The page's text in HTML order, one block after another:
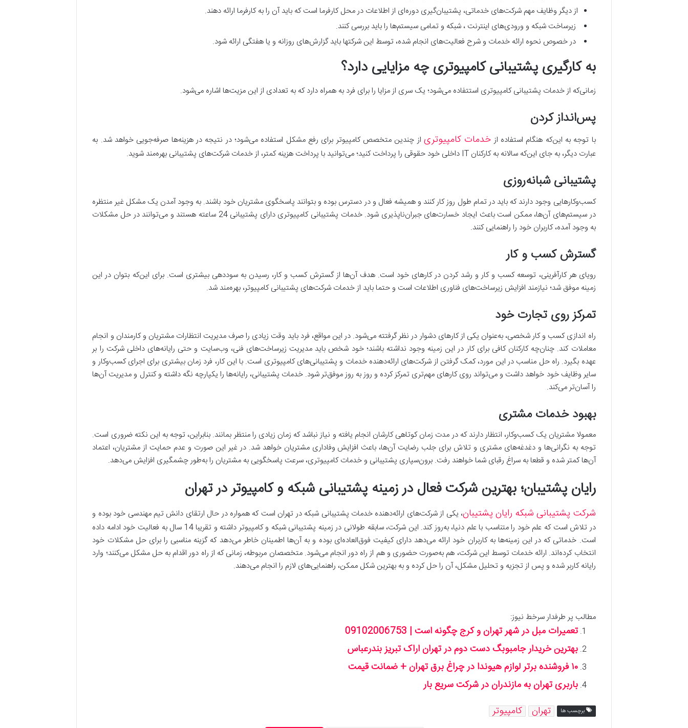
از دیگر وظایف مهم شرکت‌های خدماتی، پشتیبان‌گیری دوره‌ای از اطلاعات در محل کارفرما است که باید آن را به کارفرما ارائه دهند.
زیرساخت شبکه و ورودی‌های اینترنت ، شبکه و تمامی سیستم‌ها را باید بررسی کنند.
در خصوص نحوه ارائه خدمات و شرح فعالیت‌های انجام شده، توسط این شرکتها باید گزارش‌های روزانه و یا هفتگی ارائه شود.
به کارگیری پشتیبانی کامپیوتری چه مزایایی دارد؟
زمانی‌که از خدمات پشتیبانی کامپیوتری استتفاده می‌شود؛ یک سری از مزایا را برای فرد به همراه دارد که به تعدادی از این مزیت‌ها اشاره می‌شود.
پس‌انداز کردن
با توجه به این‌که هنگام استفاده از خدمات کامپیوتری از چندین متخصص کامپیوتر برای رفع مشکل استفاده می‌شود؛ در نتیجه در هزینه‌ها صرفه‌جویی خواهد شد. به
عبارت دیگر، به جای این‌که سالانه به کارکنان IT داخلی خود حقوقی را پرداخت کنید؛ می‌توانید با پرداخت هزینه کمتر، از خدمات شرکت‌های پشتیبانی بهره‌مند شوید.
پشتیبانی شبانه‌روزی
کسب‌وکارهایی وجود دارند که باید در تمام طول روز کار کنند و همیشه فعال و در دسترس بوده و بتوانند پاسخگوی مشتریان خود باشند. به وجود آمدن یک مشکل غیر منتظره
در سیستم‌های آن‌ها، ممکن است باعث ایجاد خسارت‌های جبران‌ناپذیری شود. خدمات پشتیبانی کامپیوتری دارای پشتیبانی 24 ساعته هستند و می‌توانند در حل مشکلات
به وجود آمده، کاربران خود را راهنمایی کنند.
گسترش کسب و کار
رویای هر کارآفرینی، توسعه کسب و کار و رشد کردن در کارهای خود است. هدف آن‌ها از گسترش کسب و کار، رسیدن به سوددهی بیشتری است. برای این‌که بتوان در این
زمینه موفق شد؛ نیازمند افزایش زیرساخت‌های فناوری اطلاعات است و حتما باید از خدمات شرکت‌های پشتیبانی کامپیوتر، بهره‌مند شد.
تمرکز روی تجارت خود
راه اندازی کسب و کار شخصی، به‌عنوان یکی از کارهای دشوار در نظر گرفتته می‌شود. در این مواقع، فرد باید وقت زیادی را صرف مدیریت انتظارات مشتریان و کارمندان و انجام
معاملات کند. چنان‌چه کارکنان کافی برای کار در این زمینه وجود نداشته باشند؛ خود شخص باید مدیریت زیرساخت‌های فنی، وب‌سایت و حتی رایانه‌های داخلی شرکت را بر
عهده بگیرد. راه حل مناسب در این مورد، کمک گرفتن از شرکت‌های ارائه‌دهنده خدمات و پشتیبانی‌های کامپیوتری است. با این کار، فرد زمان بیشتری برای اجرای کسب‌وکار و
سایر وظایف خود خواهد داشت و می‌تواند روی کارهای مهم‌تری تمرکز کرده و روز به روز موفق‌تر شود. خدمات پشتیبانی، رایانه‌ها را یکپارچه نگه داشته و کنترل و مدیریت آن‌ها
را آسان‌تر می‌کند.
بهبود خدمات مشتری
معمولا مشتریان یک کسب‌وکار، انتظار دارند که در مدت زمان کوتاهی کارشان انجام یافته و نیاز نباشد که زمان زیادی را منتظر بمانند. بنابراین، توجه به این نکته ضروری است.
توجه به نگرانی‌ها و دغدغه‌های مشتری و تلاش برای جلب رضایت آن‌ها، باعث افزایش وفاداری مشتریان خواهد شد. در غیر این صورت و عدم حمایت از مشتریان، اعتماد
آن‌ها کمتر شده و قطعا به سراغ رقبای شما خواهند رفت. برون‌سپاری پشتیبانی و خدمات کامپیوتری، سرعت پاسخگویی به مشتریان را به‌طور چشمگیری افزایش می‌دهد.
رایان پشتیبان؛ بهترین شرکت فعال در زمینه پشتیبانی شبکه و کامپیوتر در تهران
شرکت پشتیبانی شبکه رایان پشتیبان، یکی از شرکت‌های ارائه‌دهنده خدمات پشتیبانی شبکه در تهران است که همواره در حال ارتقای دانش تیم مهندسی خود بوده و
در تلاش است که علم خود را متناسب با علم دنیا، به‌روز کند. این شرکت، سابقه طولانی در زمینه پشتیبانی شبکه و کامپیوتر داشته و تقریبا 14 سال به فعالیت خود ادامه داده
است. خدماتی که در این زمینه‌ها به کاربران خود ارائه می‌دهد دارای کیفیت فوق‌العاده‌ای بوده و به آن‌ها اطمینان خاطر می‌دهد که گزینه مناسبی را برای حل مشکلات خود
انتخاب کرده‌اند. ارائه خدمات توسط این شرکت، هم به‌صورت حضوری و هم از راه دور انجام می‌شود. متخصصان مربوطه، زمانی که از راه دور اقدام به حل مشکل می‌کنند؛ وارد
رایانه کاربر شده و پس از تجزیه و تحلیل مشکل، آن را حل کرده و به بهترین شکل ممکن، راهنمایی‌های لازم را انجام می‌دهند.
مطالب پر طرفدار سرخط نیوز:
تعمیرات مبل در شهر تهران و کرج چگونه است | 09102006753
بهترین خریدار جامبوبگ دست دوم در تهران اراک تبریز بندرعباس
۱۰ فروشنده برتر لوازم هیوندا در چراغ برق تهران + ضمانت قیمت
باربری تهران به مازندران در شرکت سریع بار
برچسب ها تهران کامپیوتر